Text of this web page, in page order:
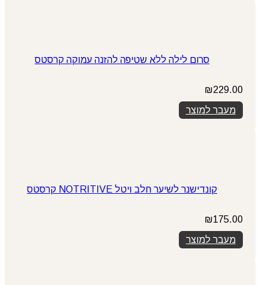
סרום לילה ללא שטיפה להזנה עמוקה קרסטס
₪229.00
מעבר למוצר
קונדישנר לשיער חלב ויטל NOTRITIVE קרסטס
₪175.00
מעבר למוצר